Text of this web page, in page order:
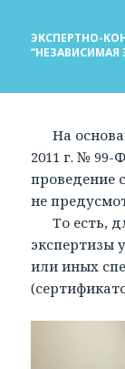
ЭКСПЕРТНО-
“НЕЗАВИСИМАЯ
На
2011 г. № 99-
проведение
не
То есть,
экспертизы
или иных